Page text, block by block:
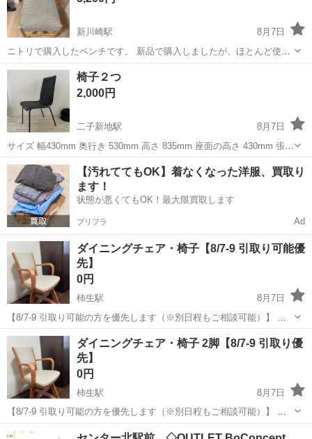
新川崎駅
8月7日
ニトリで購入したベンチです。 新品で購入しましたが、ほとんど使わ
ずかなり美品だと思います。 撮影時に影は入ってしまっていますが、
シミ等は一切なく座った感じのクッション部分のへたりも感じないた
め、気になる点はほとんどないかと思...
神奈川 川崎市 新川崎駅
椅子２つ
2,000円
二子新地駅
8月7日
サイズ 幅430mm 奥行き 530mm 高さ 835mm 座面の高さ 430mm 張り
材が合成革皮なので、座り心地がいいです。 4年ほど使っておりまし
た。 タダでも大丈夫です。
神奈川 川崎市 二子新地駅 椅子
【汚れててもOK】着なくなった洋服、買取り
ます！
状態が悪くてもOK！最大限買取します
プリフラ Ad
ダイニングチェア・椅子【8/7-9 引取り可能優
先】
0円
柿生駅
8月7日
【8/7-9 引取り可能の方を優先します（※別日程もご相談可能）】 ・
ダイニングチェア ・タイヤ付きなので、動かしやすいです ・座面回転
します ・傷、シミ、汚れありますが、問題なく使えます！ 引越しのた
め不要になったので、...
神奈川 川崎市 柿生駅
ダイニングチェア・椅子 2脚【8/7-9 引取り優
先】
0円
柿生駅
8月7日
【8/7-9 引取り可能の方を優先します（※別日程もご相談可能）】 ・
ダイニングチェア×2 ・タイヤ付きなので、動かしやすいです ・座面
神奈川 柿生駅 椅子